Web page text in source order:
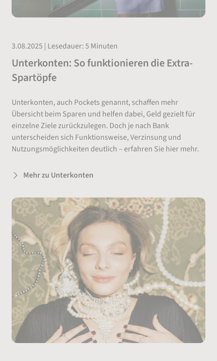
3.08.2025 | Lesedauer: 5 Minuten
Unterkonten: So funktionieren die Extra-
Spartöpfe
Unterkonten, auch Pockets genannt, schaffen mehr
Übersicht beim Sparen und helfen dabei, Geld gezielt für
einzelne Ziele zurückzulegen. Doch je nach Bank
unterscheiden sich Funktionsweise, Verzinsung und
Nutzungsmöglichkeiten deutlich – erfahren Sie hier mehr.
Mehr zu Unterkonten